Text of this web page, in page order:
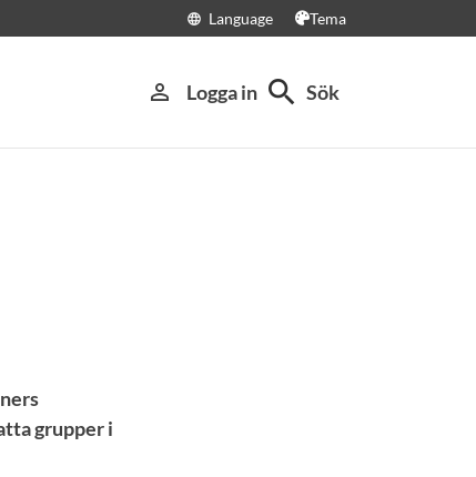
language Language Tema
person_outline Logga in search Sök
grupper i